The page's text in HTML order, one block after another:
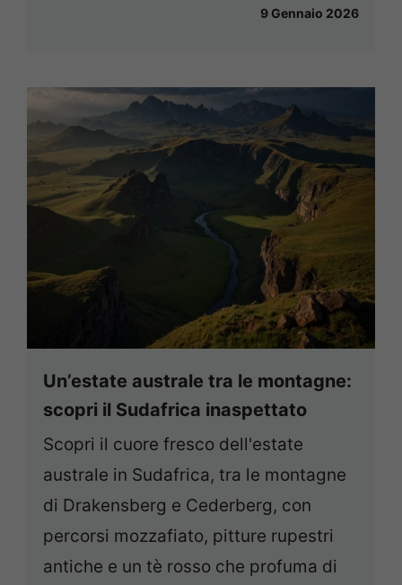
9 Gennaio 2026
Un’estate australe tra le montagne:
scopri il Sudafrica inaspettato
Scopri il cuore fresco dell'estate
australe in Sudafrica, tra le montagne
di Drakensberg e Cederberg, con
percorsi mozzafiato, pitture rupestri
antiche e un tè rosso che profuma di